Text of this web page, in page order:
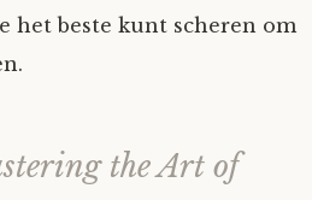
het beste kunt scheren om
the Art of